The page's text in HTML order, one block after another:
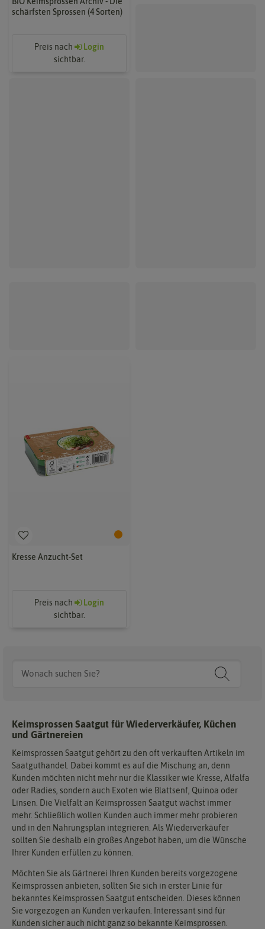
schärfsten Sprossen (4 Sorten)
Preis nach
Login
sichtbar.
Kresse Anzucht-Set
Preis nach
Login
sichtbar.
Keimsprossen Saatgut für Wiederverkäufer, Küchen
und Gärtnereien
Keimsprossen Saatgut gehört zu den oft verkauften Artikeln im
Saatguthandel. Dabei kommt es auf die Mischung an, denn
Kunden möchten nicht mehr nur die Klassiker wie Kresse, Alfalfa
oder Radies, sondern auch Exoten wie Blattsenf, Quinoa oder
Linsen. Die Vielfalt an Keimsprossen Saatgut wächst immer
mehr. Schließlich wollen Kunden auch immer mehr probieren
und in den Nahrungsplan integrieren. Als Wiederverkäufer
sollten Sie deshalb ein großes Angebot haben, um die Wünsche
Ihrer Kunden erfüllen zu können.
Möchten Sie als Gärtnerei Ihren Kunden bereits vorgezogene
Keimsprossen anbieten, sollten Sie sich in erster Linie für
bekanntes Keimsprossen Saatgut entscheiden. Dieses können
Sie vorgezogen an Kunden verkaufen. Interessant sind für
Kunden sicher auch nicht ganz so bekannte Keimsprossen.